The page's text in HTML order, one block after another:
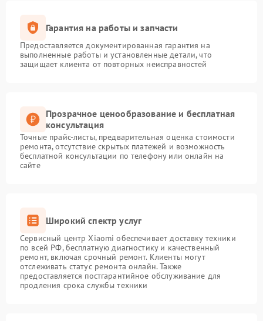
Гарантия на работы и запчасти
Предоставляется документированная гарантия на
выполненные работы и установленные детали, что
защищает клиента от повторных неисправностей
Прозрачное ценообразование и бесплатная
консультация
Точные прайс-листы, предварительная оценка стоимости
ремонта, отсутствие скрытых платежей и возможность
бесплатной консультации по телефону или онлайн на
сайте
Широкий спектр услуг
Сервисный центр Xiaomi обеспечивает доставку техники
по всей РФ, бесплатную диагностику и качественный
ремонт, включая срочный ремонт. Клиенты могут
отслеживать статус ремонта онлайн. Также
предоставляется постгарантийное обслуживание для
продления срока службы техники